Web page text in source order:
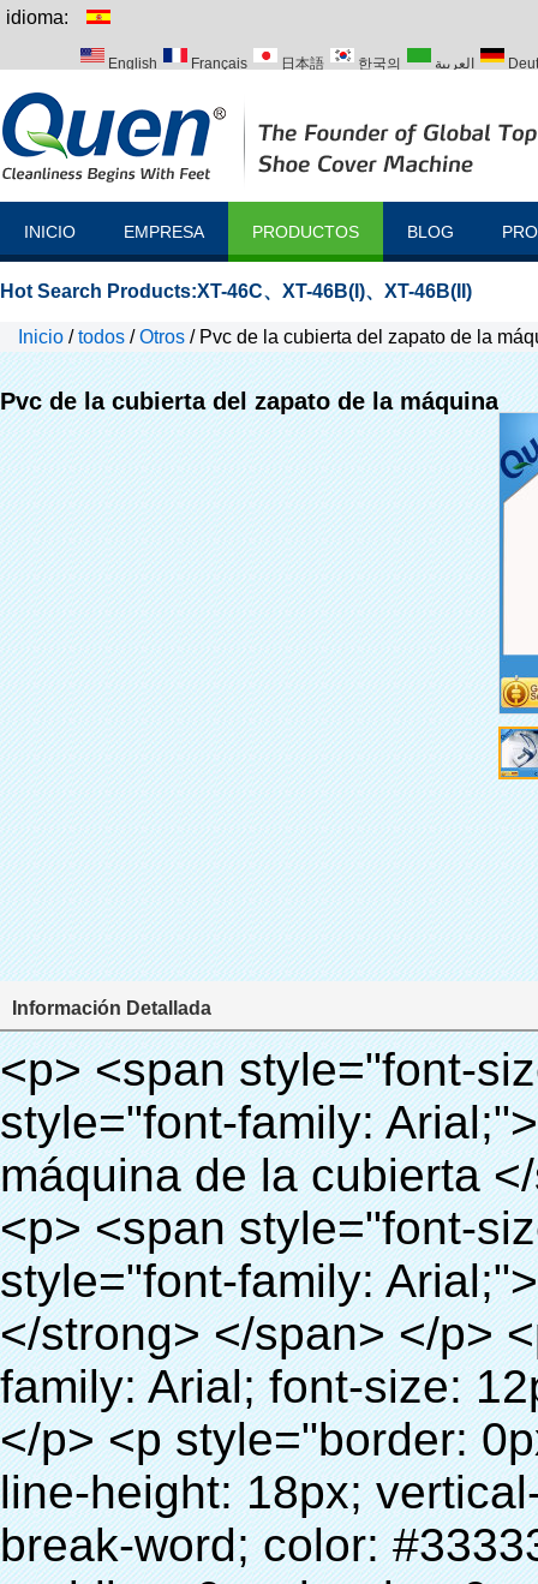
idioma:
English Français 日本語 한국의 العربية
INICIO EMPRESA PRODUCTOS BLOG
Hot Search Products:XT-46C、 XT-46B(I)、 XT-46B(II)
Inicio /todos /Otros / Pvc de la cubierta del zapato de la
Pvc de la cubierta del zapato de la máquina
Información Detallada
<p> <span style="font-size: 18px;"> <strong> <span style="font-family: Arial;"> Nombre del producto: PVC máquina de la cubierta </span> </strong> </span> </p> <p> <span style="font-size: 18px;"> <strong> <span style="font-family: Arial;"> Modelo no.: XT-46A </span> </strong> </span> </p> <p><strong><span style="font-family: Arial; font-size: 12pt;">&nbsp;</span></strong></p> <p style="border: 0px; font-family: Arial, Helvetica; line-height: 18px; vertical-align: baseline; word-wrap: break-word; color: #333333;"> <span style="margin: 0px; padding: 0px; border: 0px; font-family: Arial; font-size: medium; font-style: inherit; font-weight: bold; line-height: 24px; vertical-align: baseline; color: #000000; background-color: #33cccc;"> Principio de funcionamiento: </span> </p> <p style="border: 0px; font-family: Arial, Helvetica; line-height: 18px; vertical-align: baseline; word-wrap: break-word; color: #333333;"> <span style="margin: 0px; padding: 0px; border: 0px; font-size: inherit; font-style: inherit; font-weight: inherit; line-height: 18px; vertical-align: baseline; color: #000000;"> <span style="margin: 0px; padding: 0px; border: 0px; font-family: Arial; font-size: 10pt; font-style: inherit; font-weight: inherit; line-height: 20px; vertical-align: baseline;"> Esta máquina de la cubierta automática </span> <span style="margin: 0px; padding: 0px; border: 0px; font-family: Arial; font-size: 10pt; font-style: inherit; font-weight: inherit; line-height: 20px; vertical-align: baseline;"> utiliza el principio de que la película retráctil se reducirá a la temperatura apropiada. </span> </span> </p> <p style="border: 0px; font-family: Arial, Helvetica; line-height: 18px; vertical-align: baseline; word-wrap: break-word; color: #333333;"><span style="margin: 0px; padding: 0px; border: 0px; font-size: inherit; font-style: inherit; font-weight: inherit; line-height: 18px; vertical-align: baseline; color: #000000;"><span style="margin: 0px; padding: 0px; border: 0px; font-family: Arial; font-size: 10pt; font-style: inherit; font-weight: inherit; line-height: 20px; vertical-align: baseline;"> Es diferente de la otra máquina de la cubierta. Esta máquina de la cubierta sólo toma unos segundos para dejar que el PVC película volverá cubierta del zapato y cubrir sus zapatos.</span></span></p> <p style="border: 0px; font-family: Arial, Helvetica; line-height: 18px; vertical-align: baseline; word-wrap: break-word; color: #333333;"> <span style="margin: 0px; padding: 0px; border: 0px; font-size: inherit; font-style: inherit; font-weight: inherit; line-height: 18px; vertical-align: baseline; color: #000000;"> Se <span style="margin: 0px; padding: 0px; border: 0px; font-family: Arial; font-size: 10pt; font-style: inherit; font-weight: inherit; line-height: 20px; vertical-align: baseline;"> salidas y corta automáticamente la película y proporcionar aire caliente con control preciso de la temperatura. </span> </span> </p> <p style="border: 0px; font-family: Arial, Helvetica; line-height: 18px; vertical-align: baseline; word-wrap: break-word; color: #333333;"> <span style="margin: 0px; padding: 0px; border: 0px; font-family: Arial; font-size: 10pt; font-style: inherit; font-weight: inherit; line-height: 20px; vertical-align: baseline; color: #000000;"> Puede cubrir zapatos de diferentes tamaños, una capa de película cubrirá la parte inferior del zapato. </span> </p> <p style="border: 0px; font-family: Arial, Helvetica; line-height: 18px; vertical-align: baseline; word-wrap: break-word; color: #333333;">&nbsp;</p> <p style="border: 0px; font-family: Arial, Helvetica; line-height: 18px; vertical-align: baseline; word-wrap: break-word; color: #333333;"> <em> <span style="margin: 0px; padding: 0px; border: 0px; font-family: Arial; font-size: 18px; font-style: inherit; font-weight: inherit; line-height: 27px; vertical-align: baseline; color: #339966;"> Nuestra máquina de la cubierta puede hacer y desgaste cubierta del zapato para usted automaticlly! </span> </em> </p> <p style="border: 0px; font-family: Arial, Helvetica; line-height: 18px; vertical-align: baseline; word-wrap: break-word; color: #333333;"> <em> <span style="margin: 0px; padding: 0px; border: 0px; font-family: Arial; font-size: 18px; font-style: inherit; font-weight: inherit; line-height: 27px; vertical-align: baseline; color: #339966;"> Con el uso de la cubierta del zapato, se puede mantener el piso limpio y evitar la infección cruzada! </span> </em> </p> <p style="border: 0px; font-family: Arial, Helvetica; line-height: 18px; vertical-align: baseline; word-wrap: break-word; color: